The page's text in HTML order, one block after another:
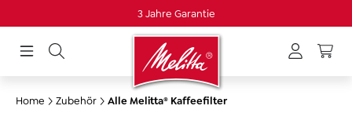
3 Jahre Garantie
Home Zubehör Alle Melitta® Kaffeefilter